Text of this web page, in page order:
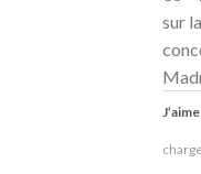
sur